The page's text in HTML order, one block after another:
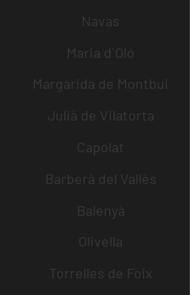
Navas
Maria d´Oló
Margarida de Montbui
Julià de Vilatorta
Capolat
Barberà del Vallès
Balenyà
Olivella
Torrelles de Foix